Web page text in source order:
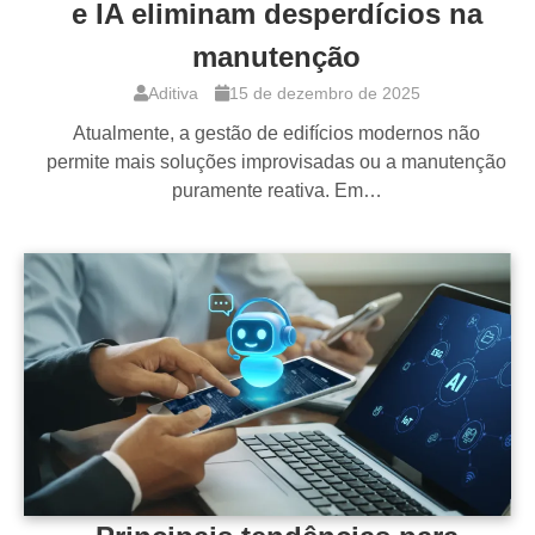
e IA eliminam desperdícios na
manutenção
Aditiva 15 de dezembro de 2025
Atualmente, a gestão de edifícios modernos não
permite mais soluções improvisadas ou a manutenção
puramente reativa. Em…